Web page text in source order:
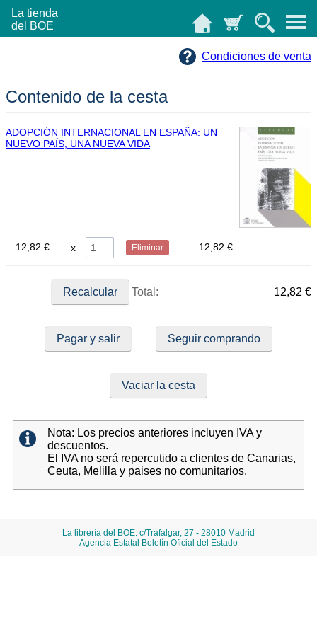
La tienda
del BOE
Condiciones de venta
Contenido de la cesta
ADOPCIÓN INTERNACIONAL EN ESPAÑA: UN
NUEVO PAÍS, UNA NUEVA VIDA
12,82 € Eliminar 12,82 €
Total: 12,82 €
Pagar y salir Seguir comprando
Vaciar la cesta
Nota: Los precios anteriores incluyen IVA y
descuentos.
El IVA no será repercutido a clientes de Canarias,
Ceuta, Melilla y paises no comunitarios.
La librería del BOE. c/Trafalgar, 27 - 28010 Madrid
Agencia Estatal Boletín Oficial del Estado